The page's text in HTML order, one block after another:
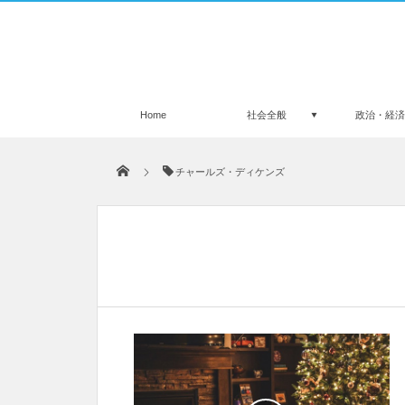
Home 社会全般 政治・経済
チャールズ・ディケンズ